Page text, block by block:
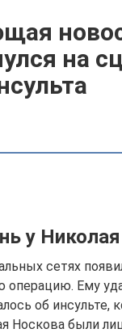
на
у
сетях
операцию. Ему
об инсульте,
Носкова были